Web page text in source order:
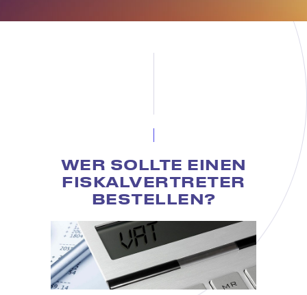
WER SOLLTE EINEN
FISKALVERTRETER
BESTELLEN?